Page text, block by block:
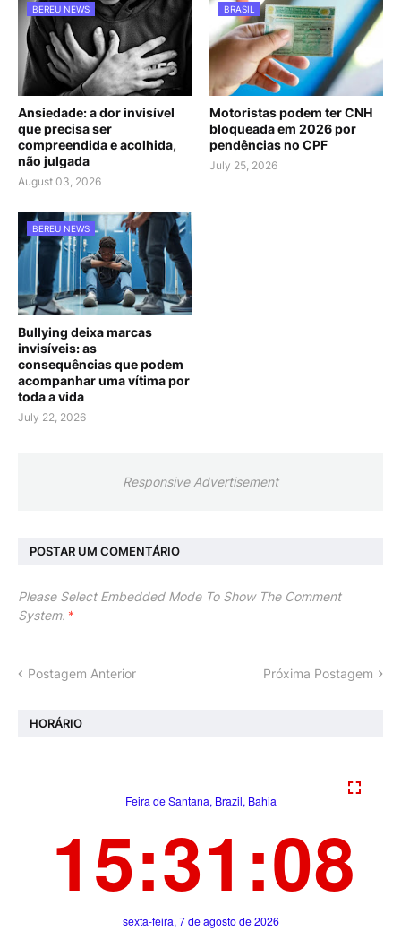
BEREU NEWS
Ansiedade: a dor invisível
que precisa ser
compreendida e acolhida,
não julgada
August 03, 2026
BRASIL
Motoristas podem ter CNH
bloqueada em 2026 por
pendências no CPF
July 25, 2026
BEREU NEWS
Bullying deixa marcas
invisíveis: as
consequências que podem
acompanhar uma vítima por
toda a vida
July 22, 2026
Responsive Advertisement
POSTAR UM COMENTÁRIO
Please Select Embedded Mode To Show The Comment
System. *
Postagem Anterior Próxima Postagem
HORÁRIO